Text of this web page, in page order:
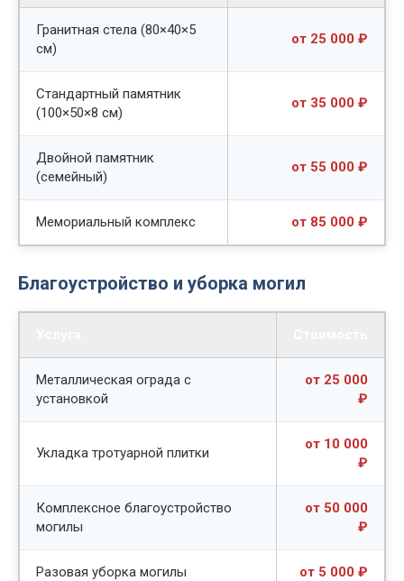
Гранитная стела (80×40×5
см)
от 25 000 ₽
Стандартный памятник
(100×50×8 см)
от 35 000 ₽
Двойной памятник
(семейный)
от 55 000 ₽
Мемориальный комплекс от 85 000 ₽
Благоустройство и уборка могил
Металлическая ограда с
установкой
от 25 000
₽
Укладка тротуарной плитки
от 10 000
₽
Комплексное благоустройство
могилы
от 50 000
₽
Разовая уборка могилы от 5 000 ₽